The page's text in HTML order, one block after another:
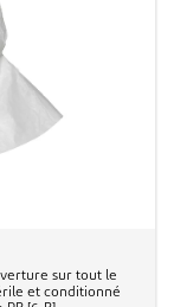
sur tout le
et conditionné